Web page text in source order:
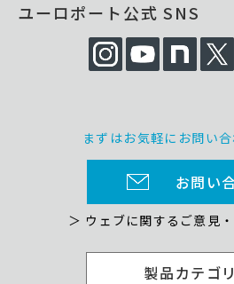
製品カテゴ
ユーロポート公式 SNS
まずはお気軽にお問い
お問い
＞ ウェブに関するご意見